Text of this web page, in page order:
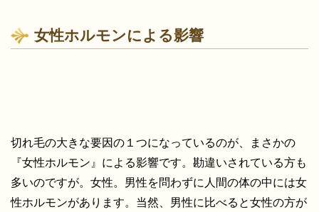
女性ホルモンによる影響
切れ毛の大きな要因の１つになっているのが、まさかの
『女性ホルモン』による影響です。勘違いされている方も
多いのですが。女性。男性を問わずに人間の体の中には女
性ホルモンがあります。当然、男性に比べると女性の方が